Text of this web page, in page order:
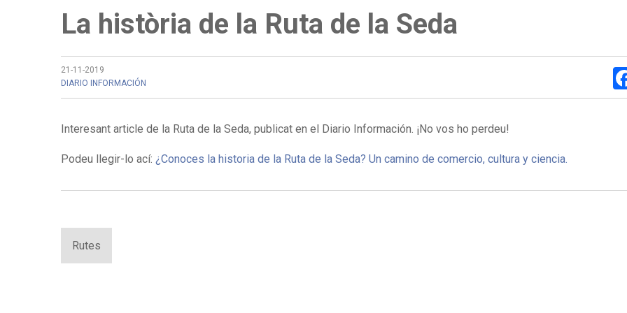
La història de la Ruta de la Seda
21-11-2019
DIARIO INFORMACIÓN
Interesant article de la Ruta de la Seda, publicat en el Diario Información. ¡No vos ho perdeu!
Podeu llegir-lo ací: ¿Conoces la historia de la Ruta de la Seda? Un camino de comercio, cultura y ciencia.
Rutes